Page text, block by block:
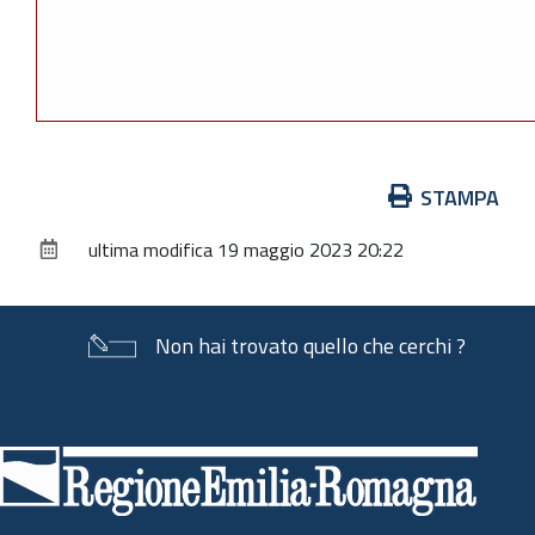
documento
STAMPA
ultima modifica 19 maggio 2023 20:22
Non hai trovato quello che cerchi ?
di
pagina